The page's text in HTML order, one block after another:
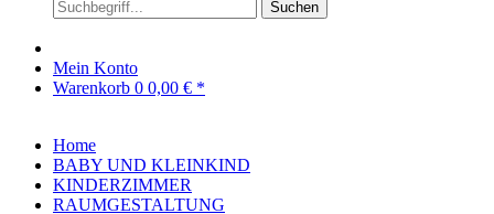
Suchen
Mein Konto
Warenkorb 0 0,00 € *
Home
BABY UND KLEINKIND
KINDERZIMMER
RAUMGESTALTUNG